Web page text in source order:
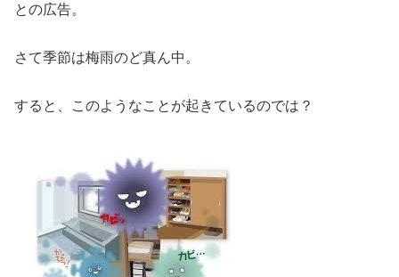
との広告。
さて季節は梅雨のど真ん中。
すると、このようなことが起きているのでは？